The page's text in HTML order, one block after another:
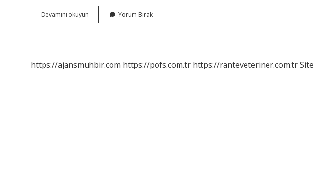
Devamını okuyun Tübi̇Tak
Doktora
Yorum Bırak
https://ajansmuhbir.com https://pofs.com.tr https://ranteveteriner.com.tr